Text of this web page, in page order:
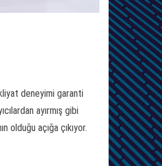
deneyimi garanti
ayırmış gibi
olduğu açığa çıkıyor.